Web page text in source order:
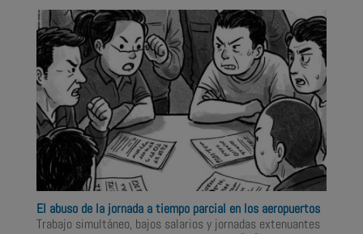
El abuso de la jornada a tiempo parcial en los aeropuertos
Trabajo simultáneo, bajos salarios y jornadas extenuantes